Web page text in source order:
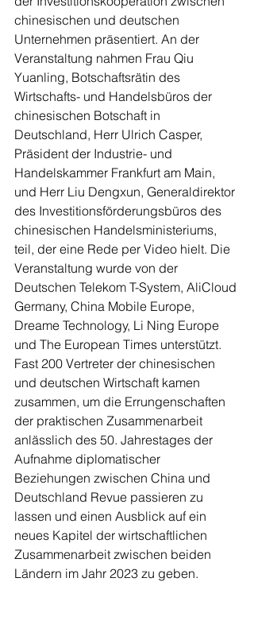
chinesischen und deutschen
Unternehmen präsentiert. An der
Veranstaltung nahmen Frau Qiu
Yuanling, Botschaftsrätin des
Wirtschafts- und Handelsbüros der
chinesischen Botschaft in
Deutschland, Herr Ulrich Casper,
Präsident der Industrie- und
Handelskammer Frankfurt am Main,
und Herr Liu Dengxun, Generaldirektor
des Investitionsförderungsbüros des
chinesischen Handelsministeriums,
teil, der eine Rede per Video hielt. Die
Veranstaltung wurde von der
Deutschen Telekom T-System, AliCloud
Germany, China Mobile Europe,
Dreame Technology, Li Ning Europe
und The European Times unterstützt.
Fast 200 Vertreter der chinesischen
und deutschen Wirtschaft kamen
zusammen, um die Errungenschaften
der praktischen Zusammenarbeit
anlässlich des 50. Jahrestages der
Aufnahme diplomatischer
Beziehungen zwischen China und
Deutschland Revue passieren zu
lassen und einen Ausblick auf ein
neues Kapitel der wirtschaftlichen
Zusammenarbeit zwischen beiden
Ländern im Jahr 2023 zu geben.